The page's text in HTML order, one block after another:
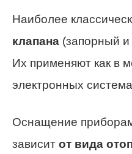
Наиболее
клапана (запорный
Их применяют как в
электронных
Оснащение
зависит от вида